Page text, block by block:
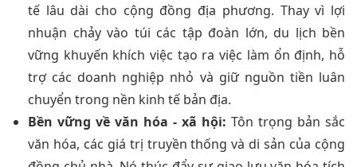
tế lâu dài cho cộng đồng địa phương. Thay vì lợi
nhuận chảy vào túi các tập đoàn lớn, du lịch bền
vững khuyến khích việc tạo ra việc làm ổn định, hỗ
trợ các doanh nghiệp nhỏ và giữ nguồn tiền luân
chuyển trong nền kinh tế bản địa.
Bền vững về văn hóa - xã hội: Tôn trọng bản sắc
văn hóa, các giá trị truyền thống và di sản của cộng